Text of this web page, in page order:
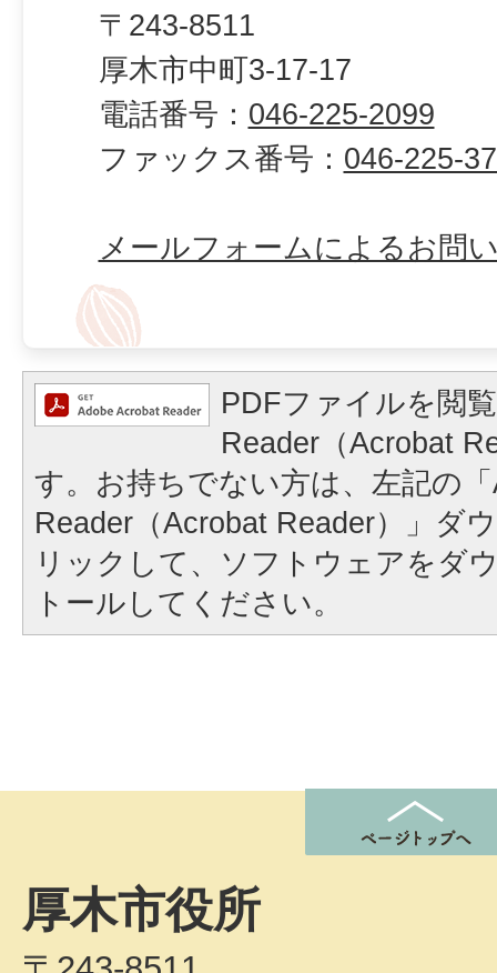
〒243-8511
厚木市中町3-17-17
電話番号： 046-225-2099
ファックス番号： 046-225-
メールフォームによるお問
PDFファイルを閲
Reader（Acrobat
す。お持ちでない方は、左記の
Reader（Acrobat Reader）」ダ
リックして、ソフトウェアをダ
トールしてください。
厚木市役所